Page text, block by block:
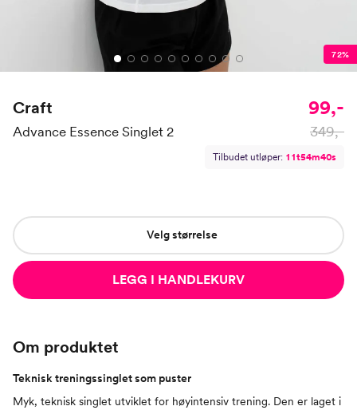
72%
Craft
Advance Essence Singlet 2
99,-
349,-
Tilbudet utløper: 1 1t54m39s
Velg størrelse
LEGG I HANDLEKURV
Om produktet
Teknisk treningssinglet som puster
Myk, teknisk singlet utviklet for høyintensiv trening. Den er laget i